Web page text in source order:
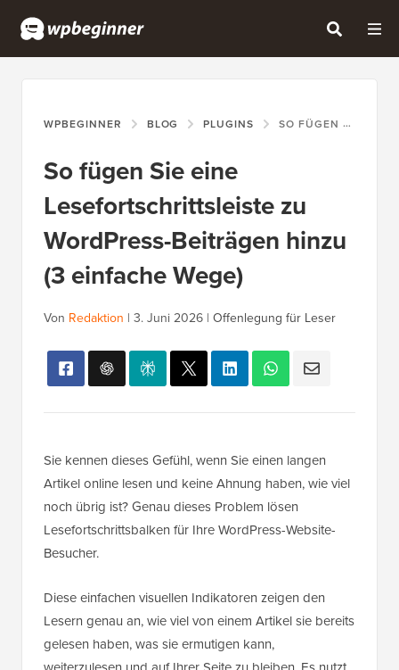
WPBEGINNER BLOG PLUGINS SO FÜGEN SIE EINE LESEFORTSCHRITTSLEISTE ZU WORDPRESS-BEITRÄGEN HINZU (3 EINFACHE WEGE)
So fügen Sie eine
Lesefortschrittsleiste zu
WordPress-Beiträgen hinzu
(3 einfache Wege)
Von Redaktion | 3. Juni 2026 | Offenlegung für Leser
Sie kennen dieses Gefühl, wenn Sie einen langen
Artikel online lesen und keine Ahnung haben, wie viel
noch übrig ist? Genau dieses Problem lösen
Lesefortschrittsbalken für Ihre WordPress-Website-
Besucher.
Diese einfachen visuellen Indikatoren zeigen den
Lesern genau an, wie viel von einem Artikel sie bereits
gelesen haben, was sie ermutigen kann,